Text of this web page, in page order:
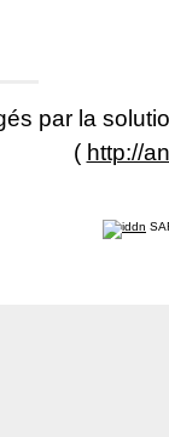
par la
( http://